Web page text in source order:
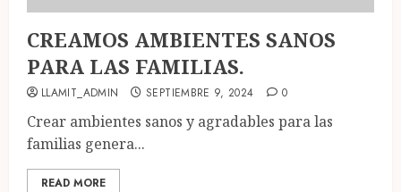
CREAMOS AMBIENTES SANOS
PARA LAS FAMILIAS.
LLAMIT_ADMIN SEPTIEMBRE 9, 2024 0
Crear ambientes sanos y agradables para las
familias genera...
READ MORE